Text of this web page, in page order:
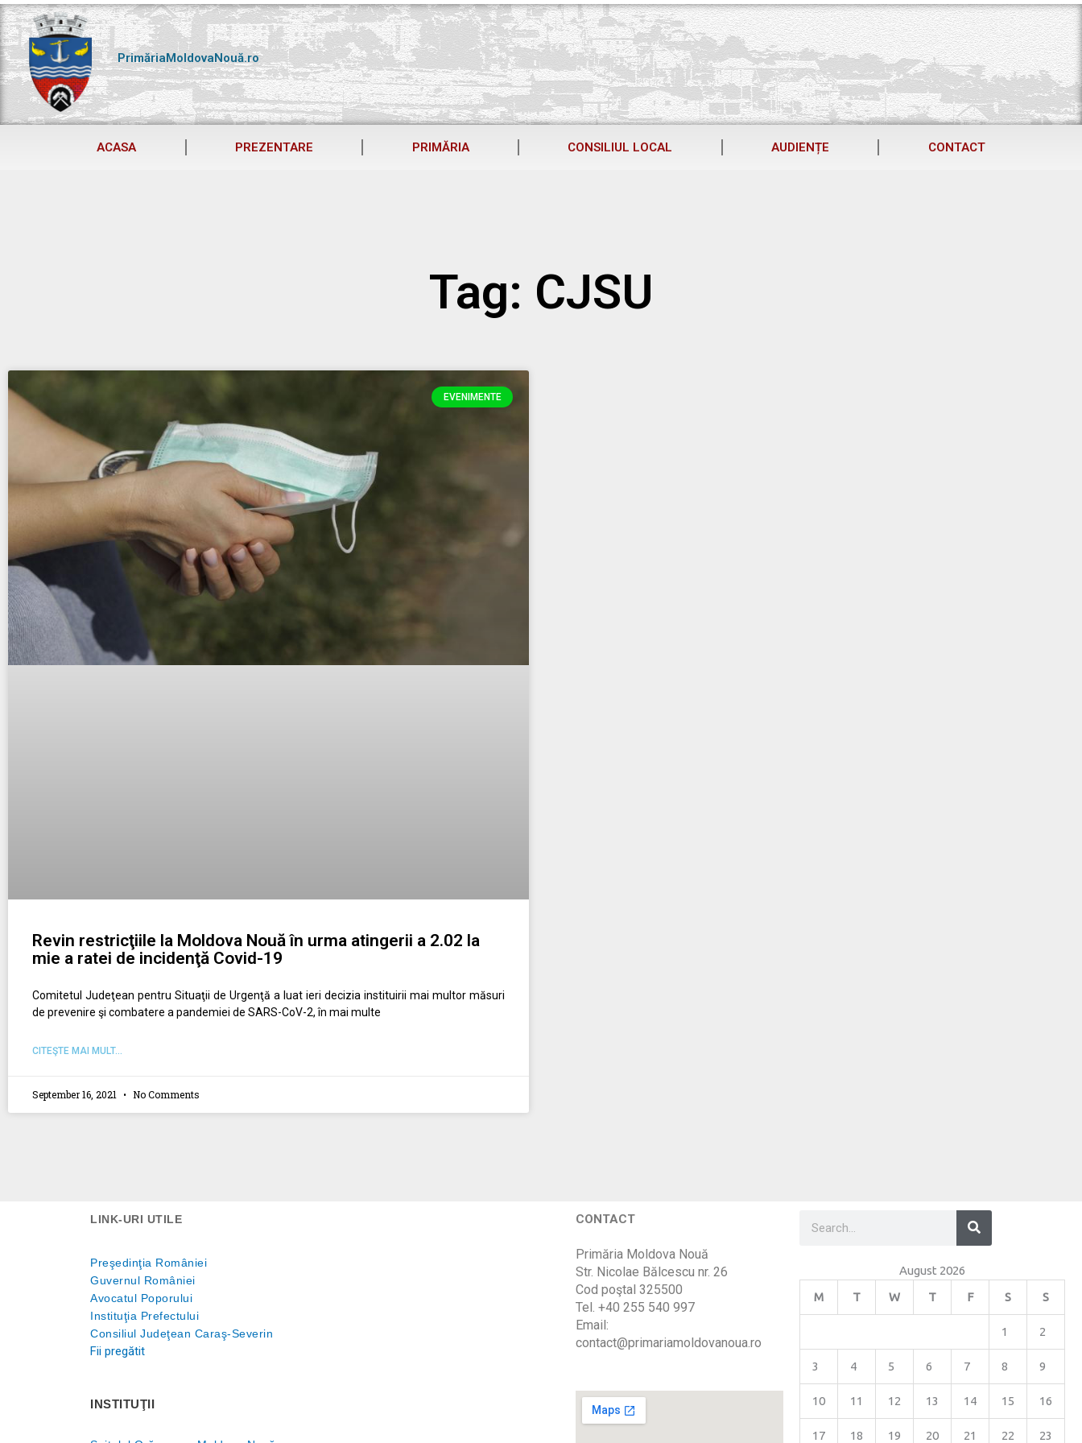
Skip
to
content
PrimăriaMoldovaNouă.ro
ACASA PREZENTARE PRIMĂRIA CONSILIUL LOCAL AUDIENȚE CONTACT
Tag: CJSU
EVENIMENTE
Revin restricţiile la Moldova Nouă în urma atingerii a 2.02 la
mie a ratei de incidenţă Covid-19
Comitetul Judeţean pentru Situaţii de Urgenţă a luat ieri decizia instituirii mai multor măsuri
de prevenire şi combatere a pandemiei de SARS-CoV-2, în mai multe
CITEŞTE MAI MULT...
September 16, 2021 No Comments
LINK-URI UTILE
Preşedinţia României
Guvernul României
Avocatul Poporului
Instituţia Prefectului
Consiliul Judeţean Caraş-Severin
Fii pregătit
INSTITUŢII
CONTACT
Primăria Moldova Nouă
Str. Nicolae Bălcescu nr. 26
Cod poştal 325500
Tel. +40 255 540 997
Email:
contact@primariamoldovanoua.ro
Search
August 2026
M
T W T F S S
1 2
3 4 5 6 7 8 9
10 11 12 13 14 15 16
17 18 19 20 21 22 23